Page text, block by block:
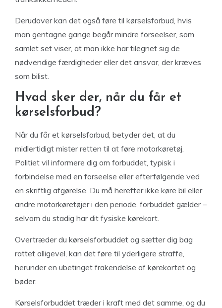
Derudover kan det også føre til kørselsforbud, hvis
man gentagne gange begår mindre forseelser, som
samlet set viser, at man ikke har tilegnet sig de
nødvendige færdigheder eller det ansvar, der kræves
som bilist.
Hvad sker der, når du får et
kørselsforbud?
Når du får et kørselsforbud, betyder det, at du
midlertidigt mister retten til at føre motorkøretøj.
Politiet vil informere dig om forbuddet, typisk i
forbindelse med en forseelse eller efterfølgende ved
en skriftlig afgørelse. Du må herefter ikke køre bil eller
andre motorkøretøjer i den periode, forbuddet gælder –
selvom du stadig har dit fysiske kørekort.
Overtræder du kørselsforbuddet og sætter dig bag
rattet alligevel, kan det føre til yderligere straffe,
herunder en ubetinget frakendelse af kørekortet og
bøder.
Kørselsforbuddet træder i kraft med det samme, og du